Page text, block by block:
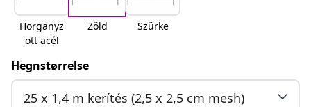
Horganyz
ott acél
Zöld Szürke
Hegnstørrelse
25 x 1,4 m kerítés (2,5 x 2,5 cm mesh)